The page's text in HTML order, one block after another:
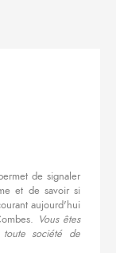
de signaler
et de savoir si
aujourd'hui
Vous êtes
société de